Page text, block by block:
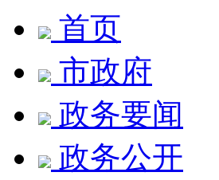
首页
市政府
政务要闻
政务公开